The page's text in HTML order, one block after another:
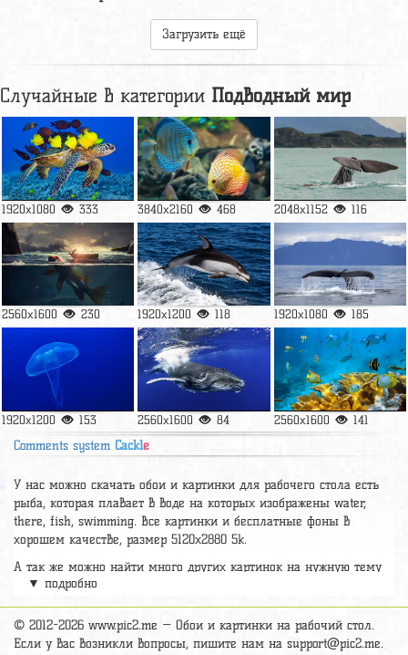
Загрузить ещё
Случайные в категории Подводный мир
1920x1080 333 3840x2160 468 2048x1152 116
2560x1600 230 1920x1200 118 1920x1080 185
1920x1200 153 2560x1600 84 2560x1600 141
Comments system Cackle
У нас можно скачать обои и картинки для рабочего стола есть
рыба, которая плавает в воде на которых изображены water,
there, fish, swimming. Все картинки и бесплатные фоны в
хорошем качестве, размер 5120x2880 5k.
А так же можно найти много других картинок на нужную тему
разделобои Подводный мир
очень большое количество красивых широкоформатных
картинок, фото и обоев хорошего hd качества бесплатно и на
телефон.
▼ подробно
© 2012-2026 www.pic2.me — Обои и картинки на рабочий стол.
Если у вас возникли вопросы, пишите нам на support@pic2.me.